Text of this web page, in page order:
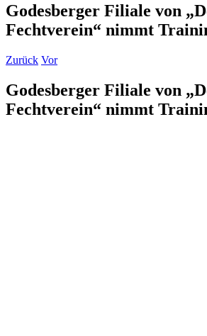
Godesberger Filiale von
Fechtverein“ nimmt
Zurück Vor
Godesberger Filiale von
Fechtverein“ nimmt